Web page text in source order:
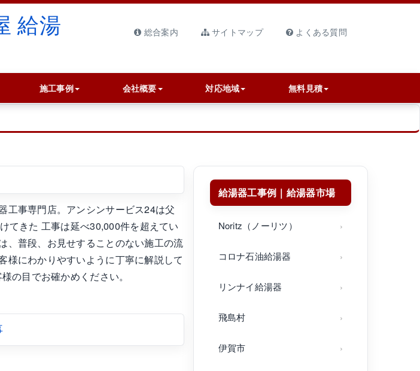
総合案内 サイトマップ よくある質問
施工事例 会社概要 対応地域 無料見積
工事専門店。アンシンサービス24は父
てきた 工事は延べ30,000件を超えてい
、普段、お見せすることのない施工の流
様にわかりやすいように丁寧に解説して
の目でお確かめください。
給湯器工事例｜給湯器市場
Noritz（ノーリツ）
コロナ石油給湯器
リンナイ給湯器
飛島村
伊賀市